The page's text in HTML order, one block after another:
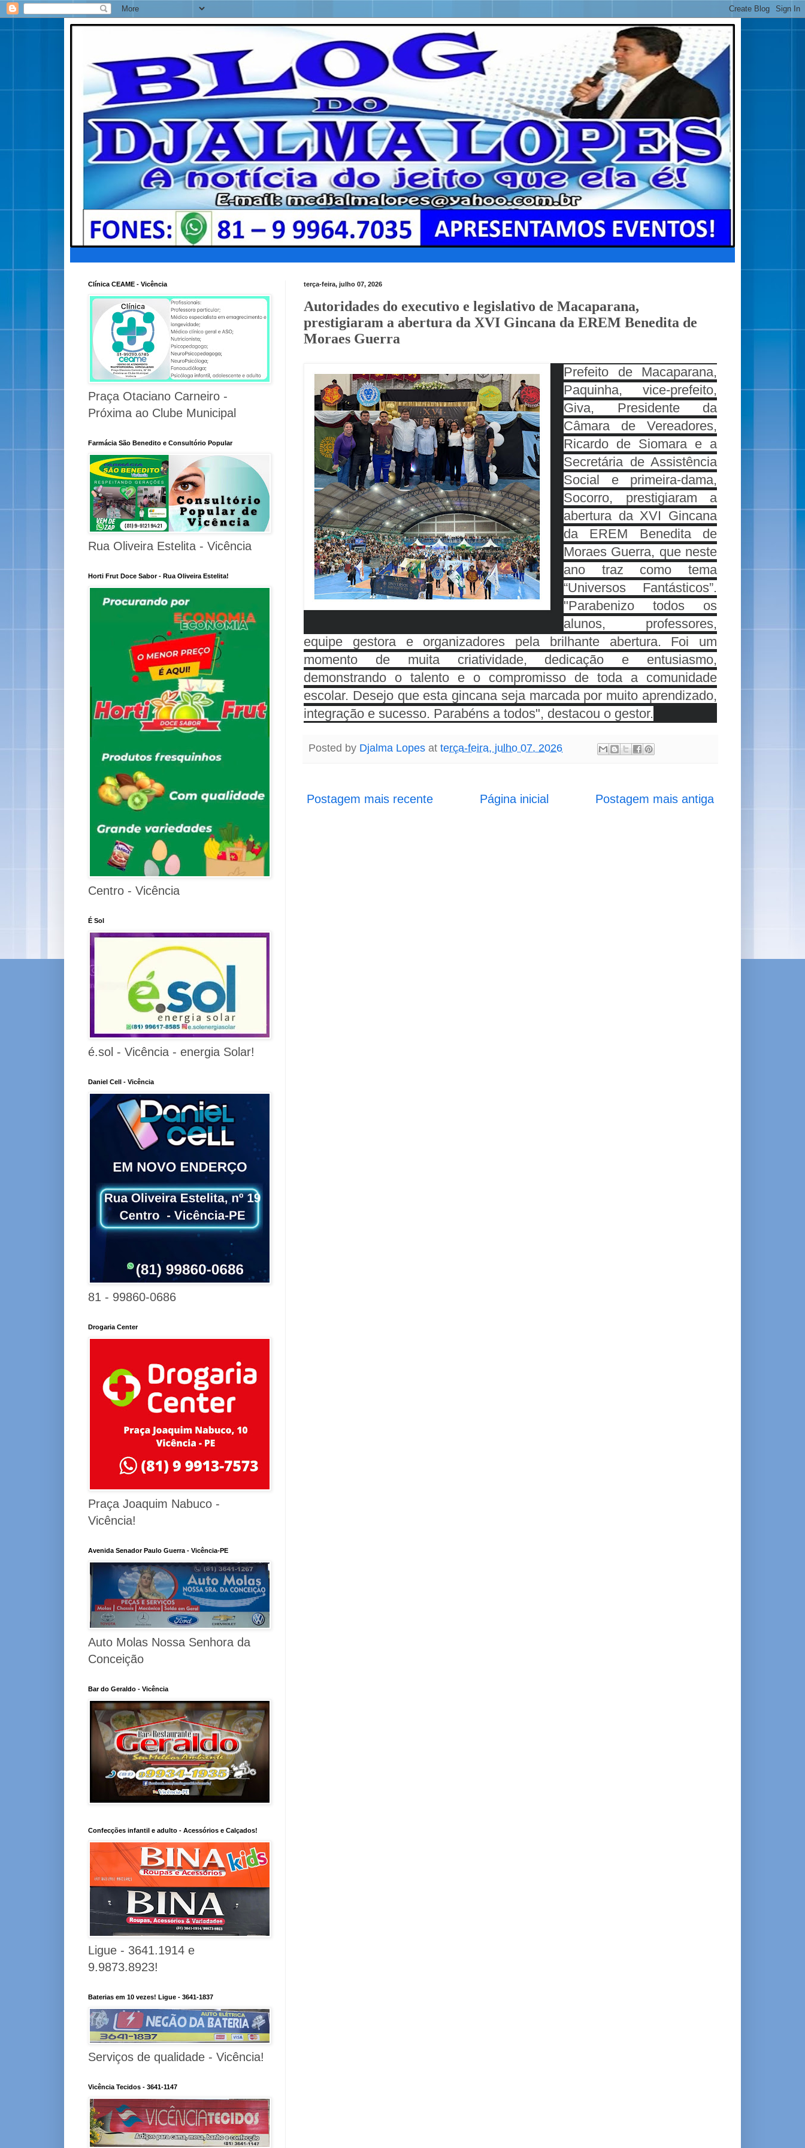
terça-feira, julho 07, 2026
Autoridades do executivo e legislativo de Macaparana,
prestigiaram a abertura da XVI Gincana da EREM Benedita de
Moraes Guerra
Prefeito de Macaparana,
Paquinha,   vice-prefeito,
Giva, Presidente da
Câmara de Vereadores,
Ricardo de Siomara e a
Secretária de Assistência
Social e primeira-dama,
Socorro, prestigiaram a
abertura da XVI Gincana
da EREM Benedita de
Moraes Guerra, que neste
ano traz como tema
“Universos Fantásticos”.
"Parabenizo todos os
alunos, professores,
equipe gestora e organizadores pela brilhante abertura. Foi um
momento de muita criatividade, dedicação e entusiasmo,
demonstrando o talento e o compromisso de toda a comunidade
escolar. Desejo que esta gincana seja marcada por muito aprendizado,
integração e sucesso. Parabéns a todos", destacou o gestor.
Posted by Djalma Lopes at terça-feira, julho 07, 2026
Postagem mais recente Postagem mais antiga
Página inicial
Clínica CEAME - Vicência
Praça Otaciano Carneiro -
Próxima ao Clube Municipal
Farmácia São Benedito e Consultório Popular
Rua Oliveira Estelita - Vicência
Horti Frut Doce Sabor - Rua Oliveira Estelita!
Centro - Vicência
É Sol
é.sol - Vicência - energia Solar!
Daniel Cell - Vicência
81 - 99860-0686
Drogaria Center
Praça Joaquim Nabuco -
Vicência!
Avenida Senador Paulo Guerra - Vicência-PE
Auto Molas Nossa Senhora da
Conceição
Bar do Geraldo - Vicência
Confecções infantil e adulto - Acessórios e Calçados!
Ligue - 3641.1914 e
9.9873.8923!
Baterias em 10 vezes! Ligue - 3641-1837
Serviços de qualidade - Vicência!
Vicência Tecidos - 3641-1147